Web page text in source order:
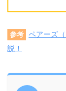
参考
ペアーズ
説！